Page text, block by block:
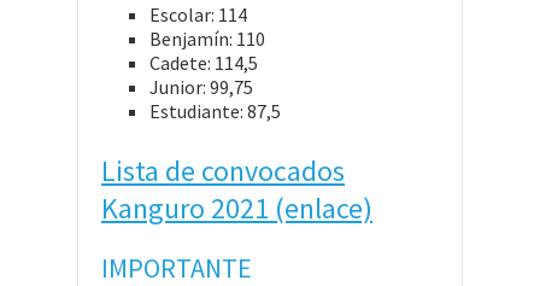
Escolar: 114
Benjamín: 110
Cadete: 114,5
Junior: 99,75
Estudiante: 87,5
Lista de convocados
Kanguro 2021 (enlace)
IMPORTANTE